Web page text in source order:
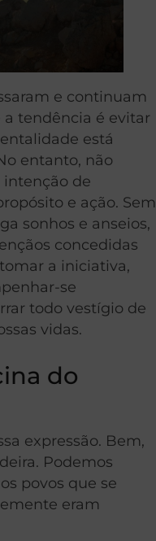
e continuam
tendência é evitar
está
entanto, não
de
e ação. Sem
sonhos e anseios,
concedidas
a iniciativa,
se
todo vestígio de
vidas.
do
expressão. Bem,
Podemos
povos que se
eram